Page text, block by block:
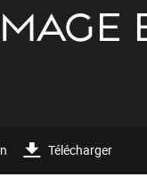
Télécharger